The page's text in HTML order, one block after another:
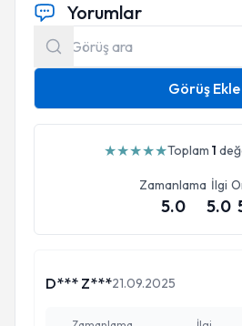
Yorumlar
Görüş Ekle
★★★★★Toplam 1
Zamanlama
5.0
İlgi
5.0
D*** Z***21.09.2025